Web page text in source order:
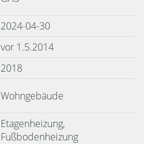
2024-04-30
vor 1.5.2014
2018
Wohngebäude
Etagenheizung,
Fußbodenheizung